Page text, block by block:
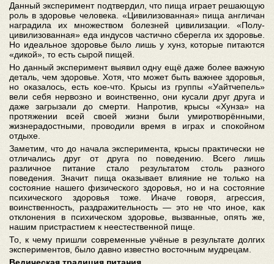
Данный эксперимент подтвердил, что пища играет решающую
роль в здоровье человека. «Цивилизованная» пища англичан
наградила их множеством болезней цивилизации. «Полу-
цивилизованная» еда индусов частично сберегла их здоровье.
Но идеальное здоровье было лишь у хунз, которые питаются
«дикой», то есть сырой пищей.
Но данный эксперимент выявил одну ещё даже более важную
деталь, чем здоровье. Хотя, что может быть важнее здоровья,
но оказалось, есть кое-что. Крысы из группы «Уайтчепель»
вели себя нервозно и воинственно, они кусали друг друга и
даже загрызали до смерти. Напротив, крысы «Хунза» на
протяжении всей своей жизни были умиротворёнными,
жизнерадостными, проводили время в играх и спокойном
отдыхе.
Заметим, что до начала эксперимента, крысы практически не
отличались друг от друга по поведению. Всего лишь
различное питание стало результатом столь разного
поведения. Значит пища оказывает влияние не только на
состояние нашего физического здоровья, но и на состояние
психического здоровья тоже. Иначе говоря, агрессия,
воинственность, раздражительность — это не что иное, как
отклонения в психическом здоровье, вызванные, опять же,
нашим пристрастием к неестественной пище.
То, к чему пришли современные учёные в результате долгих
экспериментов, было давно известно восточным мудрецам.